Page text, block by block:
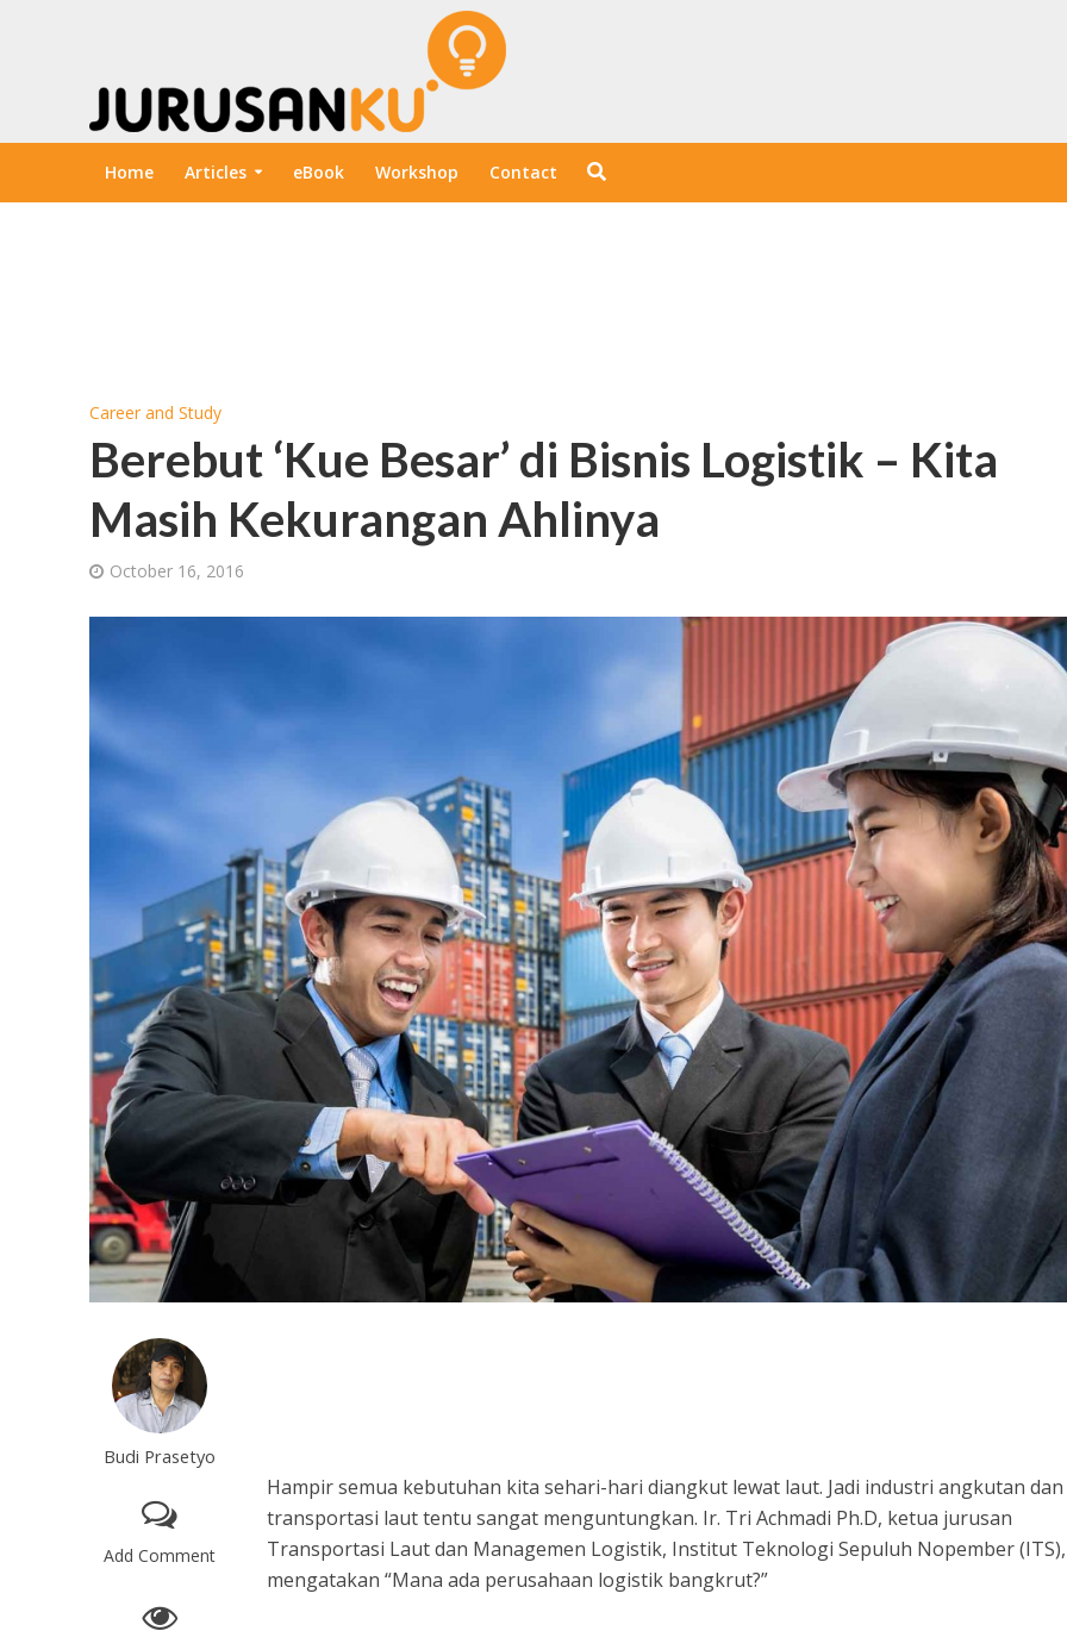
Home Articles eBook Workshop Contact
Career and Study
Berebut ‘Kue Besar’ di Bisnis Logistik – Kita
Masih Kekurangan Ahlinya
October 16, 2016
Budi Prasetyo
Add Comment
Hampir semua kebutuhan kita sehari-hari diangkut lewat laut. Jadi industri angkutan dan
transportasi laut tentu sangat menguntungkan. Ir. Tri Achmadi Ph.D, ketua jurusan
Transportasi Laut dan Managemen Logistik, Institut Teknologi Sepuluh Nopember (ITS),
mengatakan “Mana ada perusahaan logistik bangkrut?”